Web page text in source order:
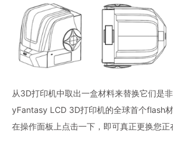
从3D打印机中取出一盒材料来替换它们是
yFantasy LCD 3D打印机的全球首个flash
在操作面板上点击一下，即可真正更换您正